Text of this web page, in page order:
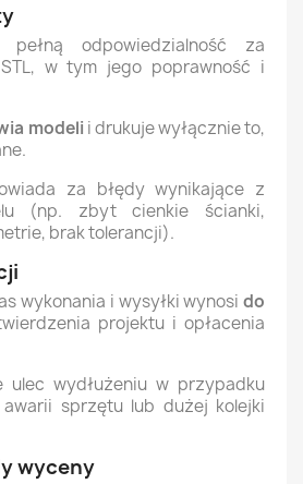
odpowiedzialność za
w tym jego poprawność i
modeli i drukuje wyłącznie to,
za błędy wynikające z
(np. zbyt cienkie ścianki,
brak tolerancji).
wykonania i wysyłki wynosi do
projektu i opłacenia
ulec wydłużeniu w przypadku
sprzętu lub dużej kolejki
wyceny